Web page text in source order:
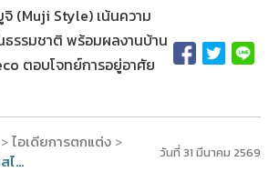
(Muji Style) เน้นความ
ธรรมชาติ พร้อมผลงานบ้าน
ตอบโจทย์การอยู่อาศัย
>ไอเดียการตกแต่ง >
รวมไอเดียแต่งบ้านสไตล์มูจิ พร้อมผลงานบ้านจริงที่อบอุ่นจับใจ วันที่ 31 มีนาคม 2569